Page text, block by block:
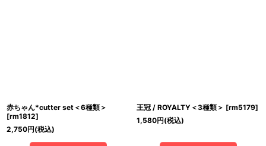
赤ちゃん*cutter set＜6種類＞
[rm1812]
2,750円(税込)
王冠 / ROYALTY＜3種類＞ [rm5179]
1,580円(税込)